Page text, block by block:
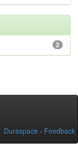
2
Duraspace - Feedback